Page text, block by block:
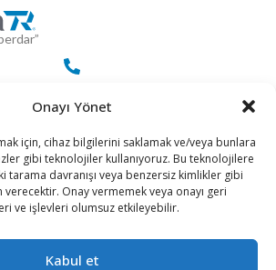
Onayı Yönet
için, cihaz bilgilerini saklamak ve/veya bunlara
gibi teknolojiler kullanıyoruz. Bu teknolojilere
tarama davranışı veya benzersiz kimlikler gibi
Onay vermemek veya onayı geri
ve işlevleri olumsuz etkileyebilir.
Kabul et
+90 530 308 17 96
iletisim@savunmatr.com
Hakları Saklıdır.